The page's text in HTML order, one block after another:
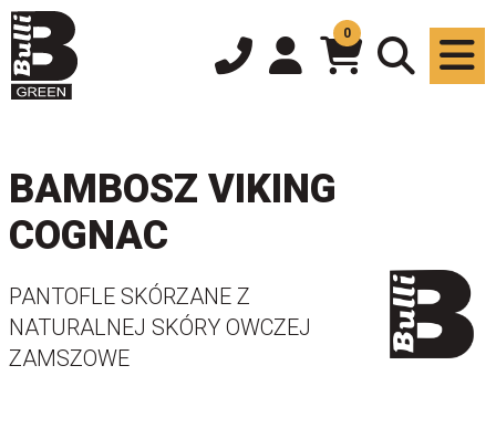
0
BAMBOSZ VIKING
COGNAC
PANTOFLE SKÓRZANE Z
NATURALNEJ SKÓRY OWCZEJ
ZAMSZOWE